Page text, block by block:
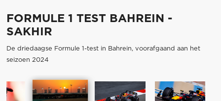
FORMULE 1 TEST BAHREIN -
SAKHIR
De driedaagse Formule 1-test in Bahrein, voorafgaand aan het
seizoen 2024